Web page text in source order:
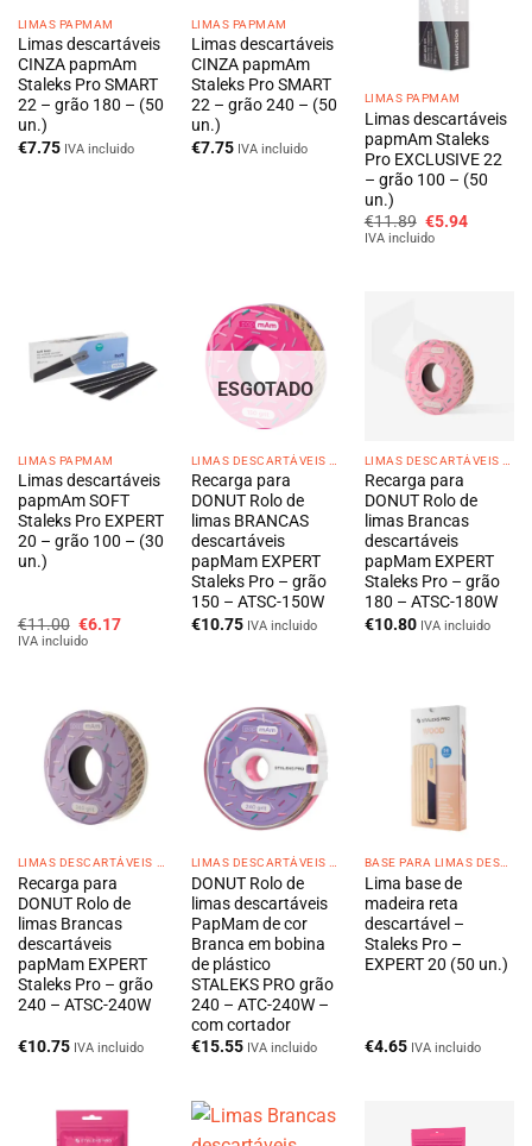
LIMAS PAPMAM
Limas descartáveis
CINZA papmAm
Staleks Pro SMART
22 – grão 180 – (50
un.)
€7.75 IVA incluido
LIMAS PAPMAM
Limas descartáveis
CINZA papmAm
Staleks Pro SMART
22 – grão 240 – (50
un.)
€7.75 IVA incluido
LIMAS PAPMAM
Limas descartáveis
papmAm Staleks
Pro EXCLUSIVE 22
– grão 100 – (50
un.)
€11.89 O
preço
€5.94O
IVA incluido
LIMAS PAPMAM
Limas descartáveis
papmAm SOFT
Staleks Pro EXPERT
20 – grão 100 – (30
un.)
€11.00 O
preço
€6.17O
IVA incluido
ESGOTADO
Recarga para
DONUT Rolo de
limas BRANCAS
descartáveis
papMam EXPERT
Staleks Pro – grão
150 – ATSC-150W
€10.75 IVA incluido
Recarga para
DONUT Rolo de
limas Brancas
descartáveis
papMam EXPERT
Staleks Pro – grão
180 – ATSC-180W
€10.80 IVA incluido
LIMAS DESCARTÁVEIS DONUT
Recarga para
DONUT Rolo de
limas Brancas
descartáveis
papMam EXPERT
Staleks Pro – grão
240 – ATSC-240W
€10.75 IVA incluido
LIMAS DESCARTÁVEIS DONUT
DONUT Rolo de
limas descartáveis
PapMam de cor
Branca em bobina
de plástico
STALEKS PRO grão
240 – ATC-240W –
com cortador
€15.55 IVA incluido
BASE PARA LIMAS DESCARTÁVEIS
Lima base de
madeira reta
descartável –
Staleks Pro –
EXPERT 20 (50 un.)
€4.65 IVA incluido